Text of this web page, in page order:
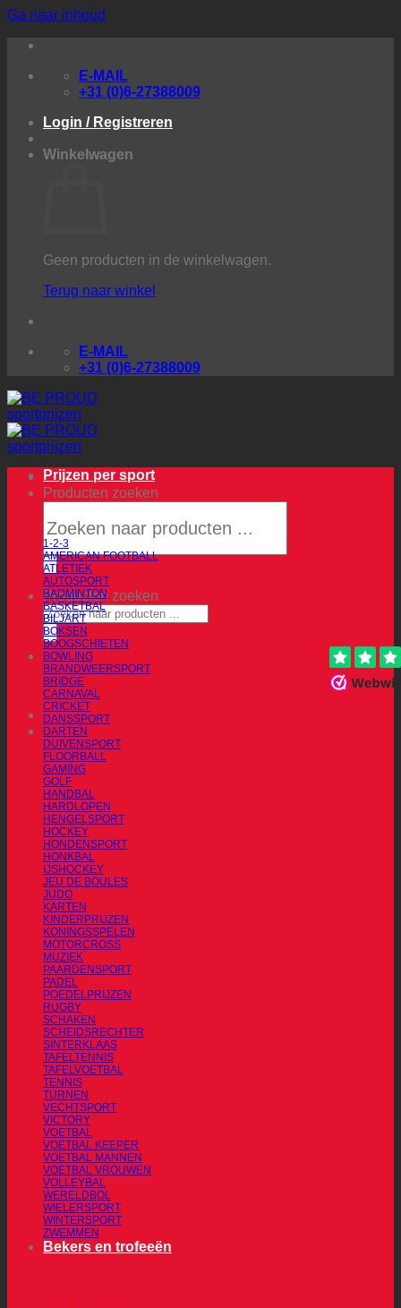
Ga naar inhoud
E-MAIL
+31 (0)6-27388009
Login / Registreren
Winkelwagen
Geen producten in de winkelwagen.
Terug naar winkel
E-MAIL
+31 (0)6-27388009
Producten zoeken
Producten zoeken
Prijzen per sport
1-2-3
AMERICAN FOOTBALL
ATLETIEK
AUTOSPORT
BADMINTON
BASKETBAL
BILJART
BOKSEN
BOOGSCHIETEN
BOWLING
BRANDWEERSPORT
BRIDGE
CARNAVAL
CRICKET
DANSSPORT
DARTEN
DUIVENSPORT
FLOORBALL
GAMING
GOLF
HANDBAL
HARDLOPEN
HENGELSPORT
HOCKEY
HONDENSPORT
HONKBAL
IJSHOCKEY
JEU DE BOULES
JUDO
KARTEN
KINDERPRIJZEN
KONINGSSPELEN
MOTORCROSS
MUZIEK
PAARDENSPORT
PADEL
POEDELPRIJZEN
RUGBY
SCHAKEN
SCHEIDSRECHTER
SINTERKLAAS
TAFELTENNIS
TAFELVOETBAL
TENNIS
TURNEN
VECHTSPORT
VICTORY
VOETBAL
VOETBAL KEEPER
VOETBAL MANNEN
VOETBAL VROUWEN
VOLLEYBAL
WERELDBOL
WIELERSPORT
WINTERSPORT
ZWEMMEN
Bekers en trofeeën